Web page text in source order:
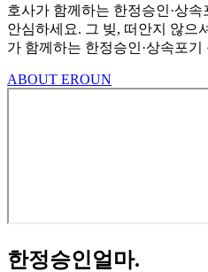
호사가 함께하는 한정승인·상속
안심하세요. 그 빚, 떠안지 않으
가 함께하는 한정승인·상속포기
ABOUT EROUN
한정승인얼마.